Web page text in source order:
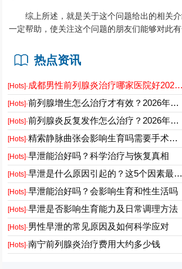
综上所述，就是关于这个问题给出的相关
一定帮助，使关注这个问题的朋友们能够对此有
热点资讯
[Hots]·成都男性前列腺炎治疗哪家医院好2026正规男科专科推荐
[Hots]·前列腺增生怎么治疗才有效？2026年最新诊疗方案与护理要点
[Hots]·前列腺炎反复发作怎么治疗？2026年科学用药与日常护理指南
[Hots]·精索静脉曲张会影响生育吗需要手术吗能自愈吗
[Hots]·早泄能治好吗？科学治疗与恢复真相
[Hots]·早泄是什么原因引起的？这5个因素最常见
[Hots]·早泄能治好吗？会影响生育和性生活吗
[Hots]·早泄是否影响生育能力及日常调理方法
[Hots]·男性早泄的常见原因及如何科学应对
[Hots]·南宁前列腺炎治疗费用大约多少钱